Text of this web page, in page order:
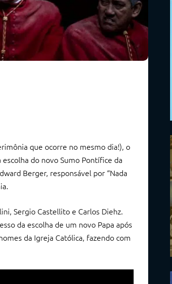
que ocorre no mesmo dia!), o
do novo Sumo Pontífice da
Berger, responsável por “Nada
Sergio Castellito e Carlos Diehz.
da escolha de um novo Papa após
da Igreja Católica, fazendo com